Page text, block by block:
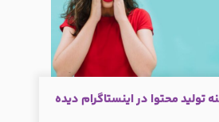
تولید محتوا در اینستاگرام دیده